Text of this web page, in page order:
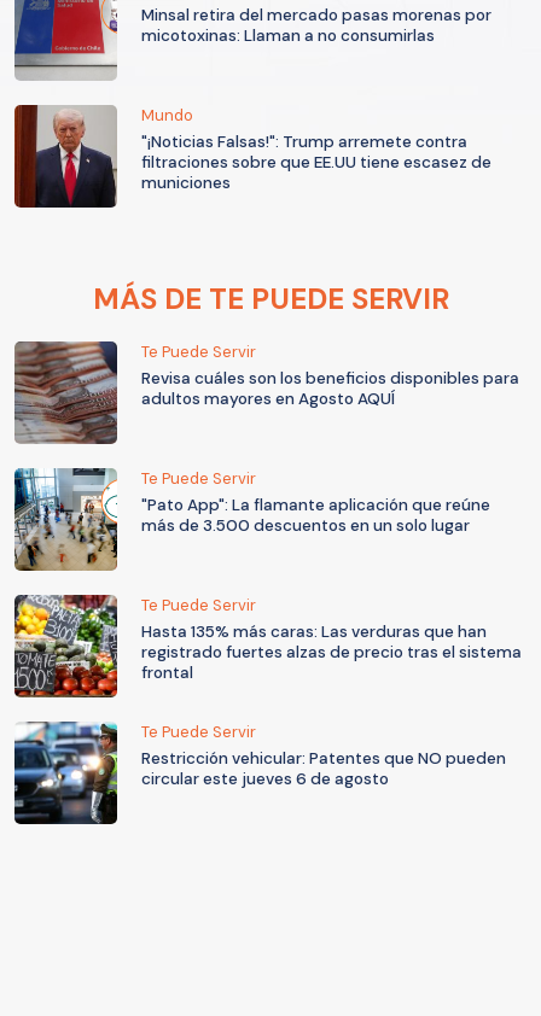
Minsal retira del mercado pasas morenas por
micotoxinas: Llaman a no consumirlas
Mundo
"¡Noticias Falsas!": Trump arremete contra
filtraciones sobre que EE.UU tiene escasez de
municiones
MÁS DE TE PUEDE SERVIR
Te Puede Servir
Revisa cuáles son los beneficios disponibles para
adultos mayores en Agosto AQUÍ
Te Puede Servir
"Pato App": La flamante aplicación que reúne
más de 3.500 descuentos en un solo lugar
Te Puede Servir
Hasta 135% más caras: Las verduras que han
registrado fuertes alzas de precio tras el sistema
frontal
Te Puede Servir
Restricción vehicular: Patentes que NO pueden
circular este jueves 6 de agosto